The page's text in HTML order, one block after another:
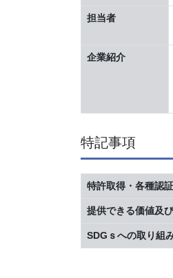
担当者
企業紹介
特記事項
特許取得・各種認
提供できる価値及
SDGｓへの取り組